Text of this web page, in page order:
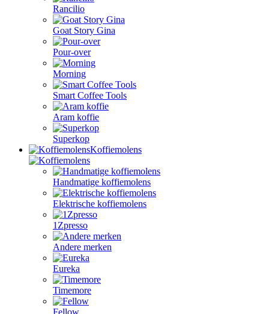
Rancilio
Goat Story Gina
Pour-over
Morning
Smart Coffee Tools
Aram koffie
Superkop
Koffiemolens
Handmatige koffiemolens
Elektrische koffiemolens
1Zpresso
Andere merken
Eureka
Timemore
Fellow